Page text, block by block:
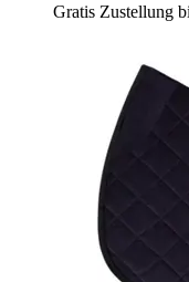
Gratis Zustellung